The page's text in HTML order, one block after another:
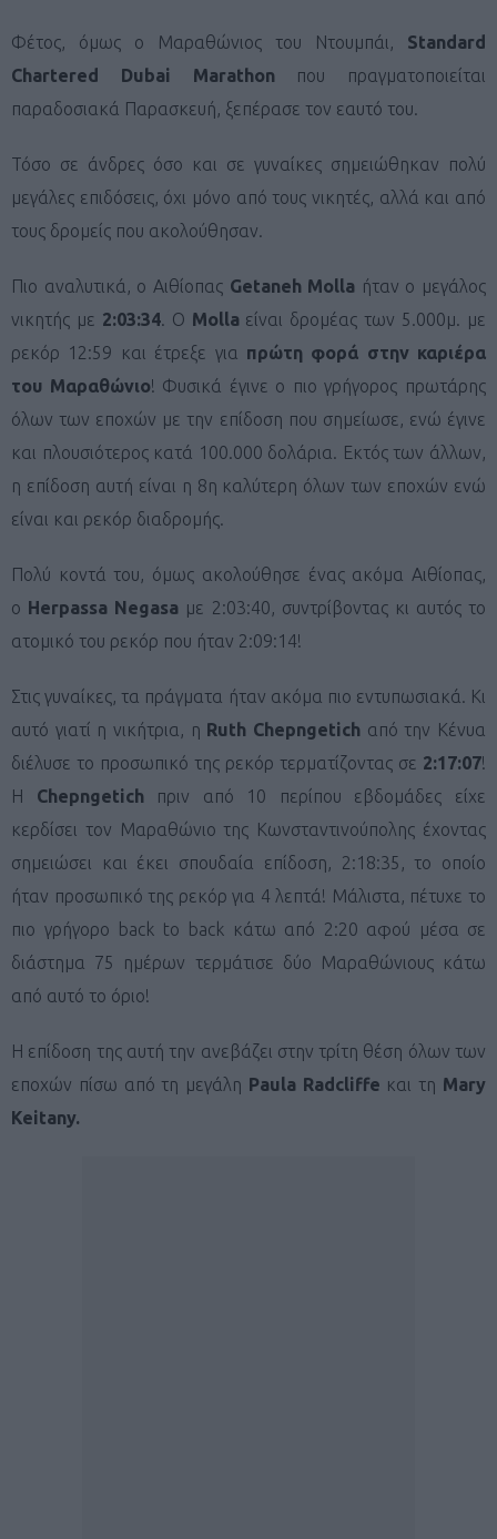
Φέτος, όμως ο Μαραθώνιος του Ντουμπάι, Standard
Chartered Dubai Marathonπου πραγματοποιείται
παραδοσιακά Παρασκευή, ξεπέρασε τον εαυτό του.
Τόσο σε άνδρες όσο και σε γυναίκες σημειώθηκαν πολύ
μεγάλες επιδόσεις, όχι μόνο από τους νικητές, αλλά και από
τους δρομείς που ακολούθησαν.
Πιο αναλυτικά, ο Αιθίοπας Getaneh Molla ήταν ο μεγάλος
νικητής με 2:03:34. Ο Mollaείναι δρομέας των 5.000μ. με
ρεκόρ 12:59 και έτρεξε για πρώτη φορά στην καριέρα
του Μαραθώνιο! Φυσικά έγινε ο πιο γρήγορος πρωτάρης
όλων των εποχών με την επίδοση που σημείωσε, ενώ έγινε
και πλουσιότερος κατά 100.000 δολάρια. Εκτός των άλλων,
η επίδοση αυτή είναι η 8η καλύτερη όλων των εποχών ενώ
είναι και ρεκόρ διαδρομής.
Πολύ κοντά του, όμως ακολούθησε ένας ακόμα Αιθίοπας,
ο Herpassa Negasa με 2:03:40, συντρίβοντας κι αυτός το
ατομικό του ρεκόρ που ήταν 2:09:14!
Στις γυναίκες, τα πράγματα ήταν ακόμα πιο εντυπωσιακά. Κι
αυτό γιατί η νικήτρια, η Ruth Chepngetich από την Κένυα
διέλυσε το προσωπικό της ρεκόρ τερματίζοντας σε 2:17:07!
Η Chepngetichπριν από 10 περίπου εβδομάδες είχε
κερδίσει τον Μαραθώνιο της Κωνσταντινούπολης έχοντας
σημειώσει και έκει σπουδαία επίδοση, 2:18:35, το οποίο
ήταν προσωπικό της ρεκόρ για 4 λεπτά! Μάλιστα, πέτυχε το
πιο γρήγορο back to back κάτω από 2:20 αφού μέσα σε
διάστημα 75 ημέρων τερμάτισε δύο Μαραθώνιους κάτω
από αυτό το όριο!
Η επίδοση της αυτή την ανεβάζει στην τρίτη θέση όλων των
εποχών πίσω από τη μεγάλη Paula Radcliffe και τη Mary
Keitany.